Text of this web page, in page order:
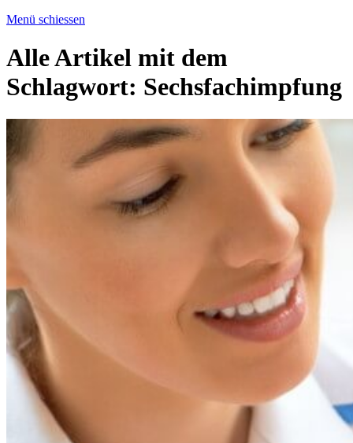
Menü schiessen
Alle Artikel mit dem
Schlagwort: Sechsfachimpfung